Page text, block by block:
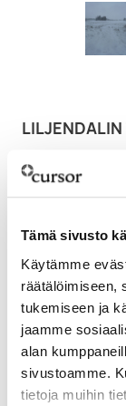
Tämä sivusto
Käytämme
räätälöimiseen,
tukemiseen ja
jaamme
alan
sivustoamme.
tietoja muihin
keskustassa
Osittain
(teollisuus-
osittain
Alueella
(Teampac,
Alueinfra